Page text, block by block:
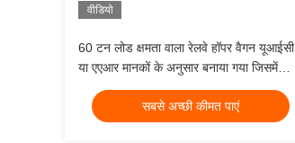
वीडियो
60 टन लोड क्षमता वाला रेलवे हॉपर वैगन यूआईसी
या एएआर मानकों के अनुसार बनाया गया जिसमें
एएआर या टीबी मानक ब्रेक प्रकार शामिल है जो
थोक माल की डिलीवरी सुनिश्चित करता है
सबसे अच्छी कीमत पाएं